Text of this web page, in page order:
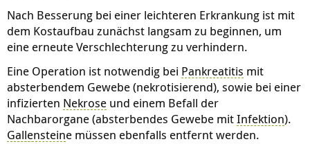
Nach Besserung bei einer leichteren Erkrankung ist mit
dem Kostaufbau zunächst langsam zu beginnen, um
eine erneute Verschlechterung zu verhindern.
Eine Operation ist notwendig bei Pankreatitis mit
absterbendem Gewebe (nekrotisierend), sowie bei einer
infizierten Nekrose und einem Befall der
Nachbarorgane (absterbendes Gewebe mitInfektion).
Gallensteine müssen ebenfalls entfernt werden.